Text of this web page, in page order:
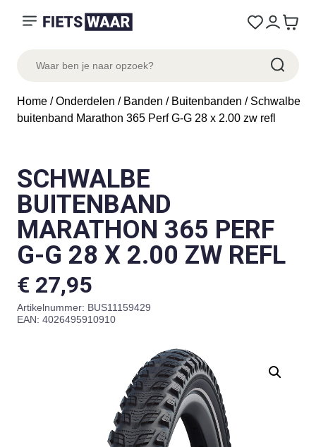
Home /Onderdelen / Banden / Buitenbanden / Schwalbe
buitenband Marathon 365 Perf G-G 28 x 2.00 zw refl
SCHWALBE
BUITENBAND
MARATHON 365 PERF
G-G 28 X 2.00 ZW REFL
€ 27,95
Artikelnummer: BUS11159429
EAN: 4026495910910